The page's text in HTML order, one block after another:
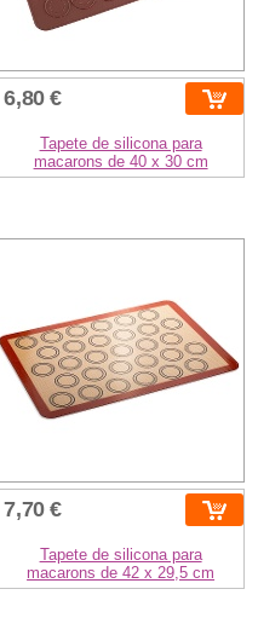
6,80 €
Tapete de silicona para
macarons de 40 x 30 cm
7,70 €
Tapete de silicona para
macarons de 42 x 29,5 cm